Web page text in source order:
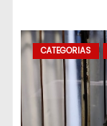
CATEGORIAS